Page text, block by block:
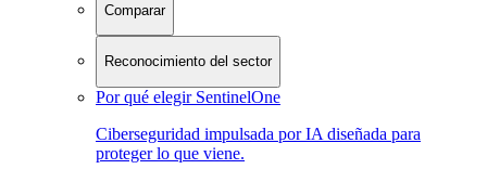
Comparar
Reconocimiento del sector
Por qué elegir SentinelOne
Ciberseguridad impulsada por IA diseñada para
proteger lo que viene.